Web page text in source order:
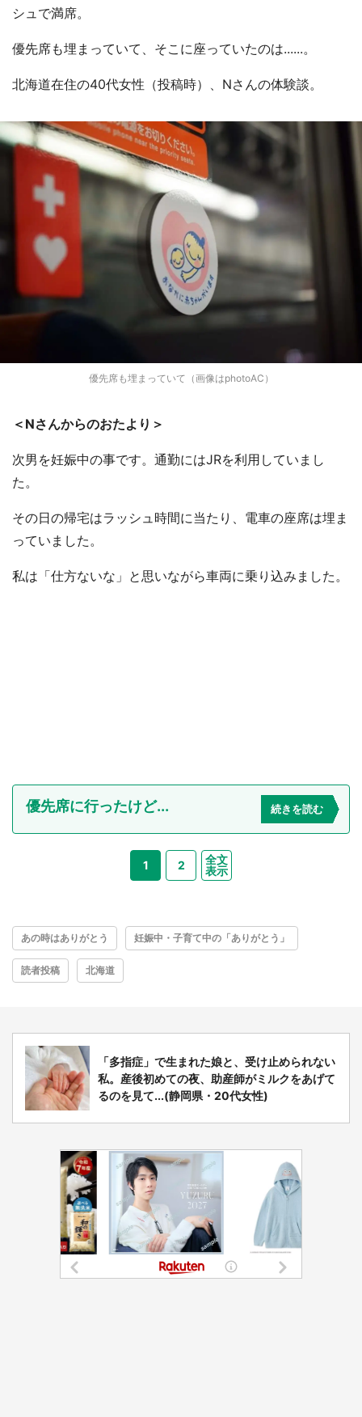
シュで満席。
優先席も埋まっていて、そこに座っていたのは......。
北海道在住の40代女性（投稿時）、Nさんの体験談。
優先席も埋まっていて（画像はphotoAC）
＜Nさんからのおたより＞
次男を妊娠中の事です。通勤にはJRを利用していまし
た。
その日の帰宅はラッシュ時間に当たり、電車の座席は埋ま
っていました。
私は「仕方ないな」と思いながら車両に乗り込みました。
優先席に行ったけど... 続きを読む
1 2
全文
表示
あの時はありがとう 妊娠中・子育て中の「ありがとう」
読者投稿 北海道
「多指症」で生まれた娘と、受け止められない
私。産後初めての夜、助産師がミルクをあげて
るのを見て...(静岡県・20代女性)